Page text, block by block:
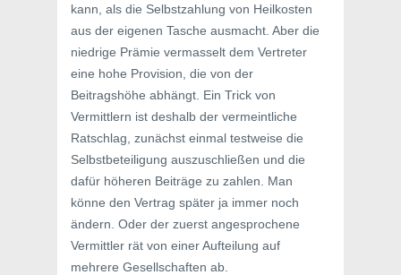
kann, als die Selbstzahlung von Heilkosten
aus der eigenen Tasche ausmacht. Aber die
niedrige Prämie vermasselt dem Vertreter
eine hohe Provision, die von der
Beitragshöhe abhängt. Ein Trick von
Vermittlern ist deshalb der vermeintliche
Ratschlag, zunächst einmal testweise die
Selbstbeteiligung auszuschließen und die
dafür höheren Beiträge zu zahlen. Man
könne den Vertrag später ja immer noch
ändern. Oder der zuerst angesprochene
Vermittler rät von einer Aufteilung auf
mehrere Gesellschaften ab.